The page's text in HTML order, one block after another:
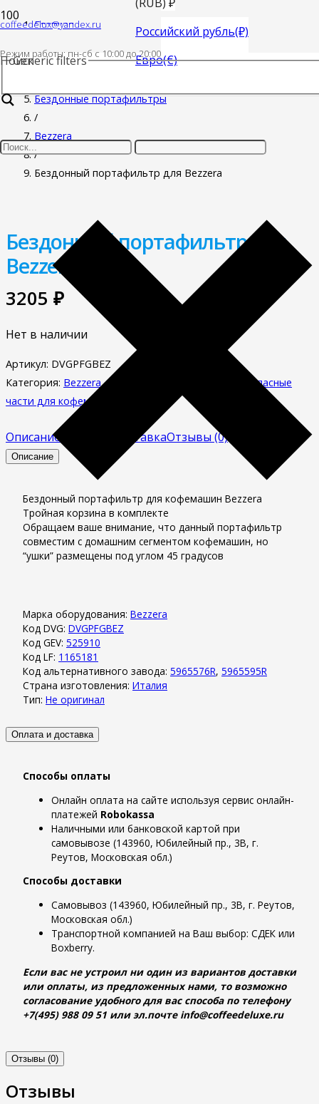
coffeedelux@yandex.ru
Режим работы: пн-cб с 10:00 до 20:00
Российский рубль(₽)
Евро(€)
Поиск
Generic filters
Главная
Запасные части для кофемашин
Бездонные портафильтры
/
Bezzera
/
Бездонный портафильтр для Bezzera
Бездонный портафильтр для
Bezzera
3205 ₽
Нет в наличии
Артикул: DVGPFGBEZ
Категория: Bezzera,Бездонные портафильтры
Запасные
части для кофемашин
Описание Оплата и доставкаОтзывы (0)
Описание
Бездонный портафильтр для кофемашин Bezzera
Тройная корзина в комплекте
Обращаем ваше внимание, что данный портафильтр
совместим с домашним сегментом кофемашин, но
“ушки” размещены под углом 45 градусов
Марка оборудования: Bezzera
Код DVG: DVGPFGBEZ
Код GEV: 525910
Код LF: 1165181
Код альтернативного завода: 5965576R, 5965595R
Страна изготовления: Италия
Тип: Не оригинал
Оплата и доставка
Способы оплаты
Онлайн оплата на сайте используя сервис онлайн-
платежей Robokassa
Наличными или банковской картой при
самовывозе (143960, Юбилейный пр., 3В, г.
Реутов, Московская обл.)
Способы доставки
Самовывоз (143960, Юбилейный пр., 3В, г. Реутов,
Московская обл.)
Транспортной компанией на Ваш выбор: СДЕК или
Boxberry.
Если вас не устроил ни один из вариантов доставки
или оплаты, из предложенных нами, то возможно
согласование удобного для вас способа по телефону
+7(495) 988 09 51 или эл.почте info@coffeedeluxe.ru
Отзывы (0)
Отзывы